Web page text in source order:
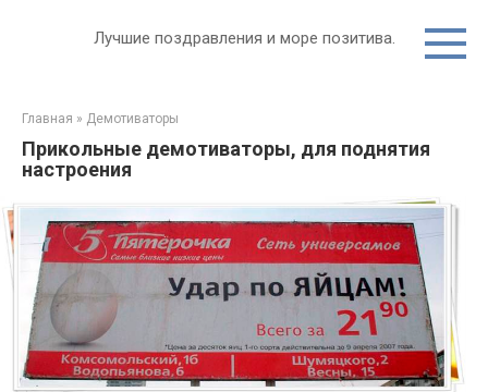
Лучшие поздравления и море позитива.
Главная » Демотиваторы
Прикольные демотиваторы, для поднятия
настроения